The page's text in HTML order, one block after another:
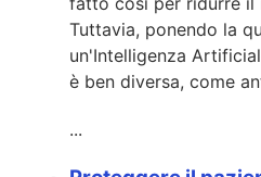
Tuttavia, ponendo la
un'Intelligenza
è ben diversa, come
...